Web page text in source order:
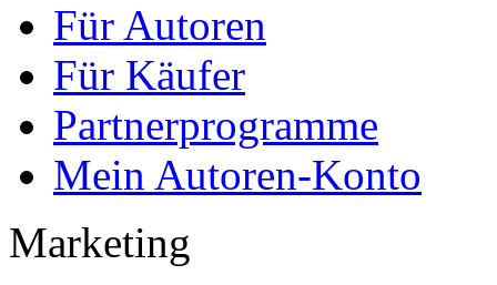
Für Autoren
Für Käufer
Partnerprogramme
Mein Autoren-Konto
Marketing